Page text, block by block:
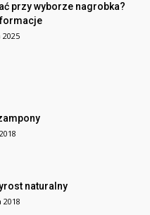
przy wyborze nagrobka?
naturalny
2018